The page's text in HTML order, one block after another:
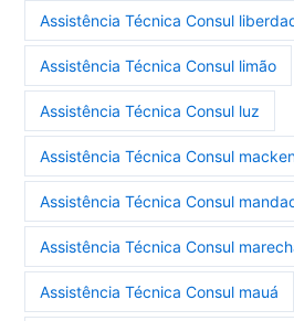
Assistência Técnica Consul
Assistência Técnica Consul limão
Assistência Técnica Consul luz
Assistência Técnica Consul
Assistência Técnica Consul
Assistência Técnica Consul
Assistência Técnica Consul mauá